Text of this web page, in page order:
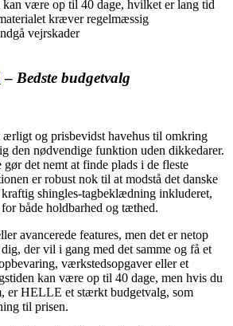
være op til 40 dage, hvilket er lang tid
kræver regelmæssig
vejrskader
– Bedste budgetvalg
og prisbevidst havehus til omkring
den nødvendige funktion uden dikkedarer.
det nemt at finde plads i de fleste
er robust nok til at modstå det danske
kraftig shingles-tagbeklædning inkluderet,
både holdbarhed og tæthed.
avancerede features, men det er netop
der vil i gang med det samme og få et
værkstedsopgaver eller et
kan være op til 40 dage, men hvis du
er HELLE et stærkt budgetvalg, som
til prisen.